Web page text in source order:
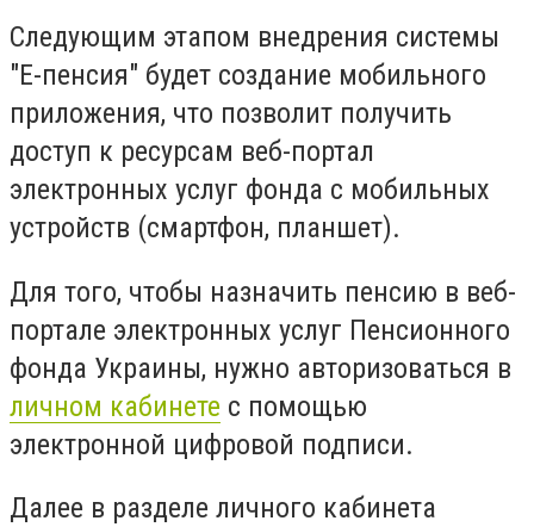
Следующим этапом внедрения системы
"Е-пенсия" будет создание мобильного
приложения, что позволит получить
доступ к ресурсам веб-портал
электронных услуг фонда с мобильных
устройств (смартфон, планшет).
Для того, чтобы назначить пенсию в веб-
портале электронных услуг Пенсионного
фонда Украины, нужно авторизоваться в
личном кабинете с помощью
электронной цифровой подписи.
Далее в разделе личного кабинета